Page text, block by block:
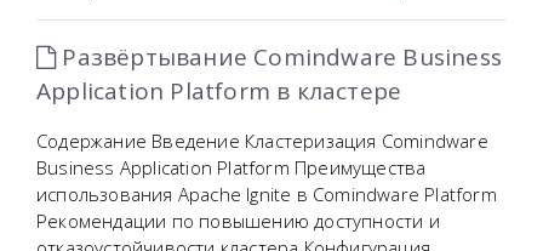
Развёртывание Comindware Business
Application Platform в кластере
Содержание Введение Кластеризация Comindware
Business Application Platform Преимущества
использования Apache Ignite в Comindware Platform
Рекомендации по повышению доступности и